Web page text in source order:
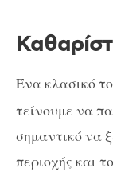
Ένα κλασικό
τείνουμε να
σημαντικό να
περιοχής και